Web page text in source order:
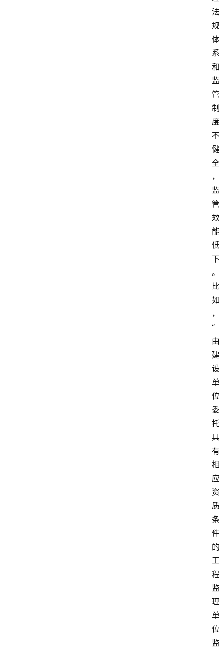
法
规
体
系
和
监
管
制
度
不
健
全
，
监
管
效
能
低
下
。
比
如
，
“
由
建
设
单
位
委
托
具
有
相
应
资
质
条
件
的
工
程
监
理
单
位
监